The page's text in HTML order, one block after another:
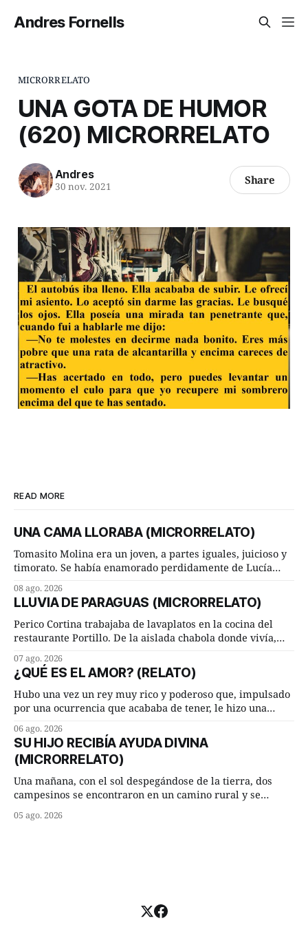
Andres Fornells
MICRORRELATO
UNA GOTA DE HUMOR
(620) MICRORRELATO
Andres
30 nov. 2021 Share
READ MORE
UNA CAMA LLORABA (MICRORRELATO)
Tomasito Molina era un joven, a partes iguales, juicioso y
timorato. Se había enamorado perdidamente de Lucía
ambos les iba de maravilla. Pero mantenían absoluta
discrepancia en un deseo ineluctable por parte de ella.
Lucía Arriate quería que ellos
08 ago. 2026
LLUVIA DE PARAGUAS (MICRORRELATO)
Perico Cortina trabajaba de lavaplatos en la cocina del
restaurante Portillo. De la aislada chabola donde vivía,
cuarto de hora andando a buen paso. Cierta noche,
terminada su jornada laboral caminaba él hacía su mísera
morada cundo comenzó a llover
07 ago. 2026
¿QUÉ ES EL AMOR? (RELATO)
Hubo una vez un rey muy rico y poderoso que, impulsado
por una ocurrencia que acababa de tener, le hizo una
Dime, hombre sabio, ¿qué es el amor según tú? Su
consejero, que era muy prudente y astuto le respondió de
inmediato:
06 ago. 2026
SU HIJO RECIBÍA AYUDA DIVINA
(MICRORRELATO)
Una mañana, con el sol despegándose de la tierra, dos
campesinos se encontraron en un camino rural y se
remolachas, Manuel? —quiso saber uno. —Eso acabo de
05 ago. 2026